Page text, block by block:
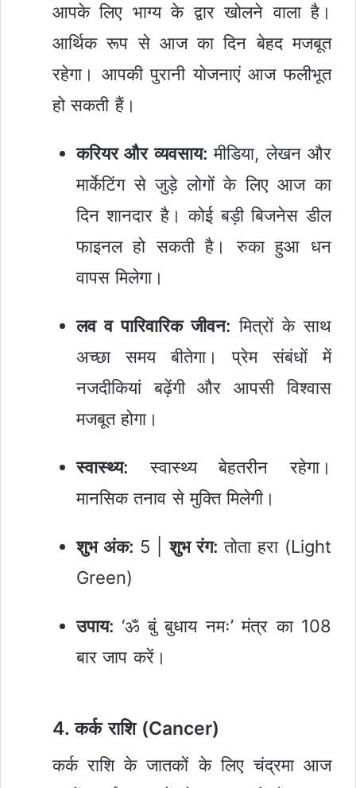
आपके लिए भाग्य के द्वार खोलने वाला है।
आर्थिक रूप से आज का दिन बेहद मजबूत
रहेगा। आपकी पुरानी योजनाएं आज फलीभूत
हो सकती हैं।
करियर और व्यवसाय: मीडिया, लेखन और
मार्केटिंग से जुड़े लोगों के लिए आज का
दिन शानदार है। कोई बड़ी बिजनेस डील
फाइनल हो सकती है। रुका हुआ धन
वापस मिलेगा।
लव व पारिवारिक जीवन: मित्रों के साथ
अच्छा समय बीतेगा। प्रेम संबंधों में
नजदीकियां बढ़ेंगी और आपसी विश्वास
मजबूत होगा।
स्वास्थ्य: स्वास्थ्य बेहतरीन रहेगा।
मानसिक तनाव से मुक्ति मिलेगी।
शुभ अंक: 5 |शुभ रंग: तोता हरा (Light
Green)
उपाय: ‘ॐ बुं बुधाय नमः’ मंत्र का 108
बार जाप करें।
4. कर्क राशि (Cancer)
कर्क राशि के जातकों के लिए चंद्रमा आज